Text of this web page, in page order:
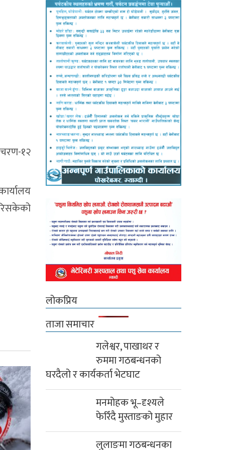
१२
लोकप्रिय
ताजा समाचार
गलेश्वर, पाखाथर र
रुममा गठबन्धनको
घरदैलो र कार्यकर्ता भेटघाट
मनमोहक भू–दृश्यले
फेरिँदै मुस्ताङको मुहार
लुलाङमा गठबन्धनका